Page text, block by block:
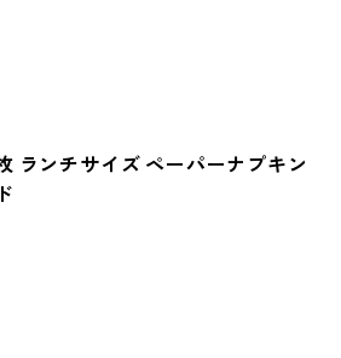
ランチサイズ ペーパーナプキン